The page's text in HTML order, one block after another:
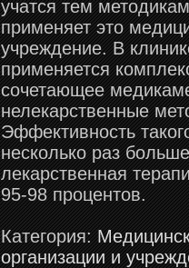
учатся тем
применяет это
учреждение. В
применяется
сочетающее
нелекарственные
Эффективность
несколько раз
лекарственная
95-98 процентов.
Категория:
организации и